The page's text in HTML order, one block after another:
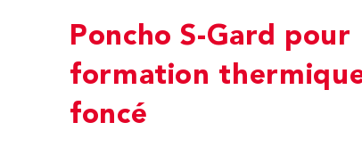
Poncho S-Gard pour
formation
foncé